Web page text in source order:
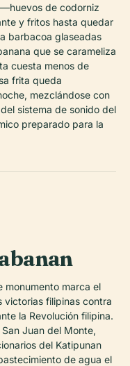
de codorniz
y fritos hasta quedar
barbacoa glaseadas
que se carameliza
cuesta menos de
frita queda
mezclándose con
sistema de sonido del
preparado para la
monumento marca el
victorias filipinas contra
la Revolución filipina.
Juan del Monte,
del Katipunan
de agua el